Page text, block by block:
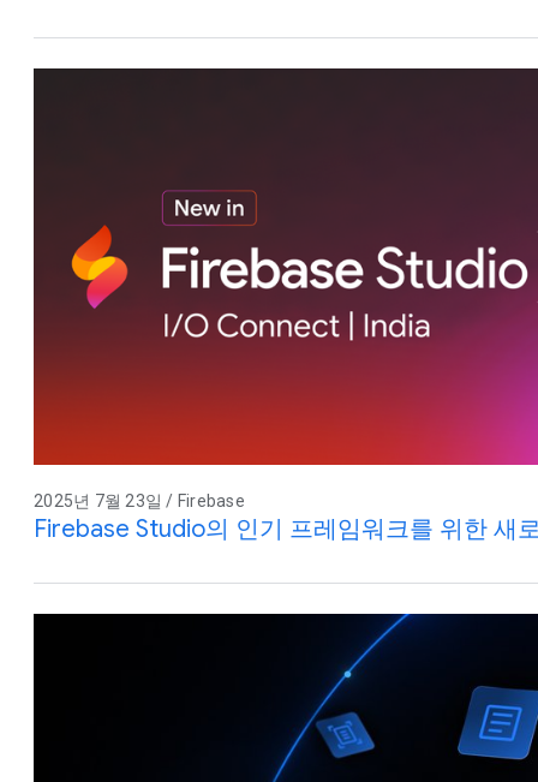
2025년 7월 23일 / Firebase
Firebase Studio의 인기 프레임워크를 위한 새